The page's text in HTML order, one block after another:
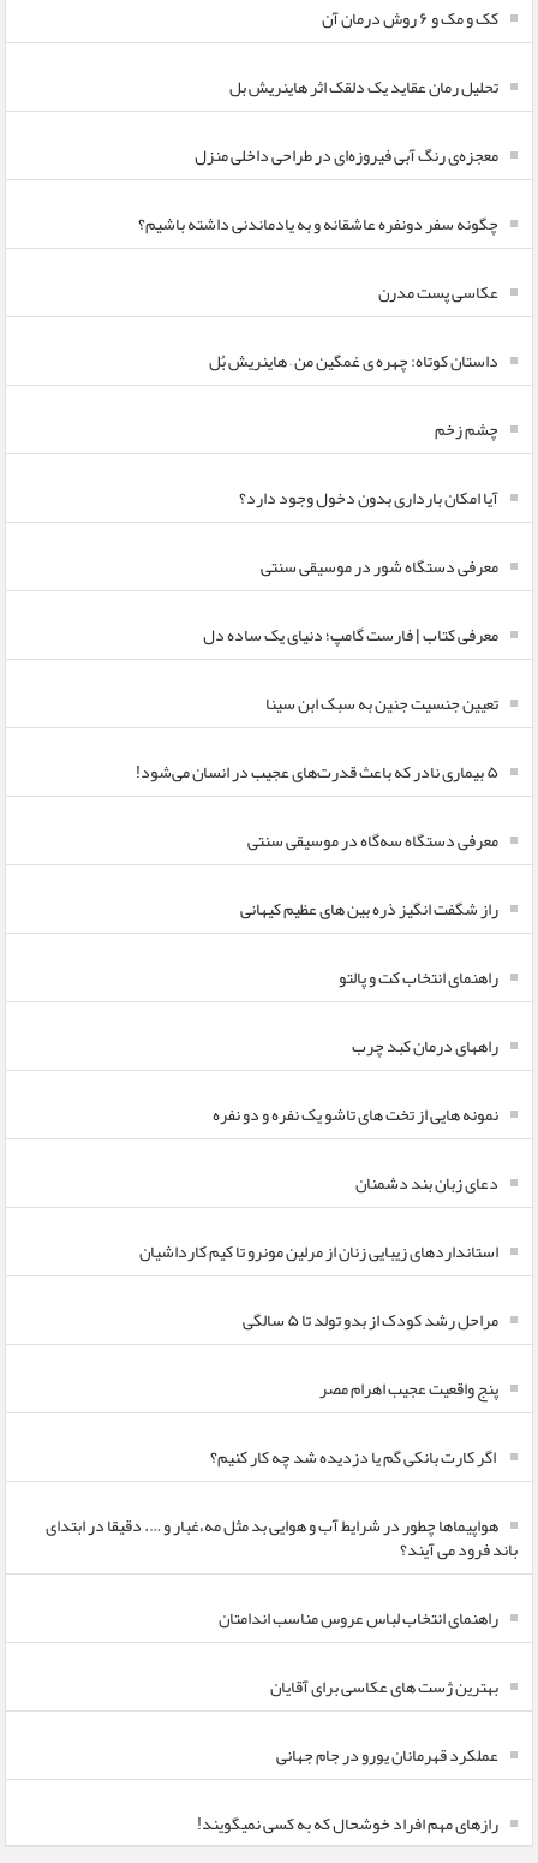
کک و مک و ۶ روش درمان آن
تحلیل رمان عقاید یک دلقک اثر هاینریش بل
معجزه‌ی رنگ آبی فیروزه‌ای در طراحی داخلی منزل
چگونه سفر دونفره عاشقانه و به یادماندنی داشته باشیم؟
عکاسی پست مدرن
داستان کوتاه: چهره ی غمگین من – هاینریش بُل
چشم زخم
آیا امکان بارداری بدون دخول وجود دارد؟
معرفی دستگاه شور در موسیقی سنتی
معرفی کتاب | فارست گامپ؛ دنیای یک ساده دل
تعیین جنسیت جنین به سبک ابن سینا
۵ بیماری نادر که باعث قدرت‌های عجیب در انسان می‌شود!
معرفی دستگاه سه‌گاه در موسیقی سنتی
راز شگفت انگیز ذره بین های عظیم کیهانی
راهنمای انتخاب کت و پالتو
راههای درمان کبد چرب
نمونه هایی از تخت های تاشو یک نفره و دو نفره
دعای زبان بند دشمنان
استانداردهای زیبایی زنان از مرلین مونرو تا کیم کارداشیان
مراحل رشد کودک از بدو تولد تا ۵ سالگی
پنج واقعیت عجیب اهرام مصر
اگر کارت بانکی گم یا دزدیده شد چه کار کنیم؟
هواپیماها چطور در شرایط آب و هوایی بد مثل مه،غبار و …. دقیقا در ابتدای
باند فرود می آیند؟
راهنمای انتخاب لباس عروس مناسب اندامتان
بهترین ژست های عکاسی برای آقایان
عملکرد قهرمانان یورو در جام جهانی
رازهای مهم افراد خوشحال که به کسی نمیگویند!